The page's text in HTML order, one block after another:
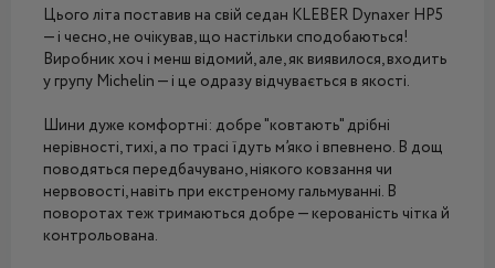
Цього літа поставив на свій седан KLEBER Dynaxer HP5
— і чесно, не очікував, що настільки сподобаються!
Виробник хоч і менш відомий, але, як виявилося, входить
у групу Michelin — і це одразу відчувається в якості.
Шини дуже комфортні: добре "ковтають" дрібні
нерівності, тихі, а по трасі їдуть м’яко і впевнено. В дощ
поводяться передбачувано, ніякого ковзання чи
нервовості, навіть при екстреному гальмуванні. В
поворотах теж тримаються добре — керованість чітка й
контрольована.